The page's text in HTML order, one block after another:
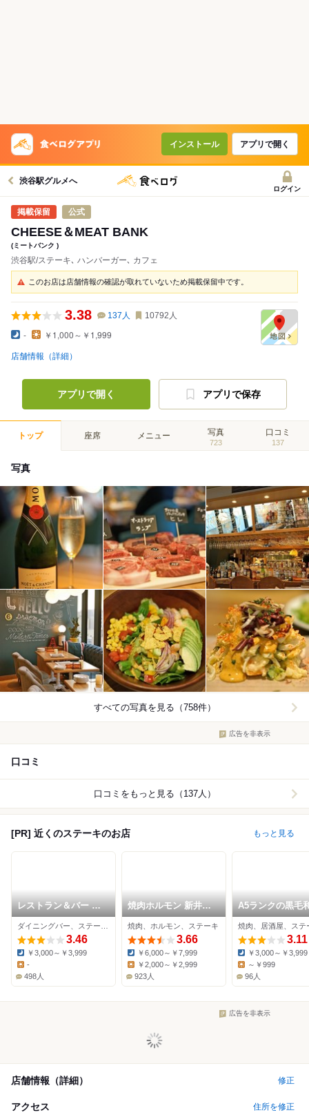
インストール アプリで開く
渋谷駅グルメへ
ログイン
公式
CHEESE＆MEAT BANK
(ミートバンク )
渋谷駅/ステーキ､ ハンバーガー､ カフェ
このお店は店舗情報の確認が取れていないため掲載保留中です。
3.38 137 人 10792 人
- ￥1,000～￥1,999
店舗情報（詳細）
アプリで開く アプリで保存
トップ 座席 メニュー 写真
723
口コミ
137
写真
すべての写真を見る（758件）
広告を非表示
口コミ
口コミをもっと見る（137人）
[PR] 近くのステーキのお店 もっと見る
レストラン＆バー コ
ーンバレー 渋谷
3.46
Dinner:
￥3,000～￥3,999
-
498人
焼肉ホルモン 新井屋
渋谷
焼肉、ホルモン、ステーキ
3.66
Dinner:
￥6,000～￥7,999
￥2,000～￥2,999
923人
A5ランクの黒毛
焼肉×食べ放題
備 炭治郎 渋谷本
焼肉、居酒屋、ステ
3.11
Dinner:
￥3,000～￥3,999
Lunch:
～￥999
96人
広告を非表示
店舗情報（詳細） 修正
アクセス 住所を修正